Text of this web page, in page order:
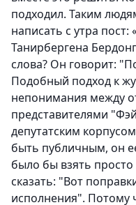
подходил. Таким
написать с утра
Танирбергена
слова? Он говорит:
Подобный подход к
непонимания между
представителями
депутатским
быть публичным, он
было бы взять
сказать: "Вот
исполнения". Потому